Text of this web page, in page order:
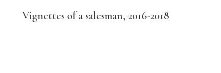
Vignettes of a salesman, 2016-2018